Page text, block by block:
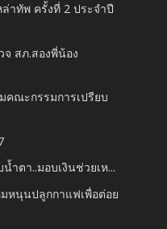
าทัพ ครั้งที่ 2 ประจำปี
จ สภ.สองพี่น้อง
คณะกรรมการเปรียบ
ำตา..มอบเงินช่วยเห...
หนุนปลูกกาแฟเพื่อต่อย